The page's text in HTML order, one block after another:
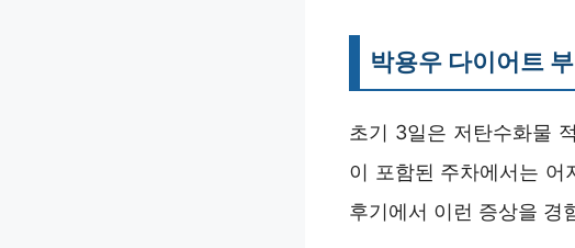
박용우 다이어트
초기 3일은 저탄수화물
이 포함된 주차에서는 어
후기에서 이런 증상을 경